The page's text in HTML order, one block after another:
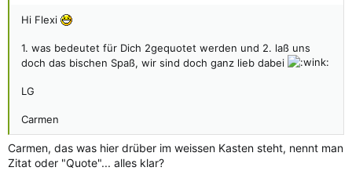
Hi Flexi
1. was bedeutet für Dich 2gequotet werden und 2. laß uns
doch das bischen Spaß, wir sind doch ganz lieb dabei
LG
Carmen
Carmen, das was hier drüber im weissen Kasten steht, nennt man
Zitat oder "Quote"... alles klar?